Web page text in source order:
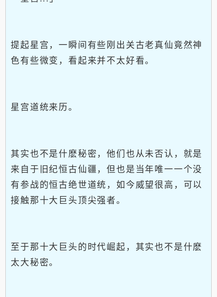
提起星宫，一瞬间有些刚出关古老真仙竟然神
色有些微变，看起来并不太好看。
星宫道统来历。
其实也不是什麽秘密，他们也从未否认，就是
来自于旧纪恒古仙疆，但也是当年唯一一个没
有参战的恒古绝世道统，如今威望很高，可以
接触那十大巨头顶尖强者。
至于那十大巨头的时代崛起，其实也不是什麽
太大秘密。